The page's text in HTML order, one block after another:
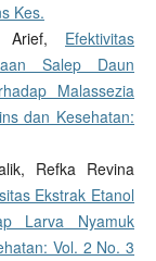
Kes.
Arief, Efektivitas
Salep Daun
Malassezia
dan Kesehatan:
Refka Revina
Ekstrak Etanol
Larva Nyamuk
Vol. 2 No. 3